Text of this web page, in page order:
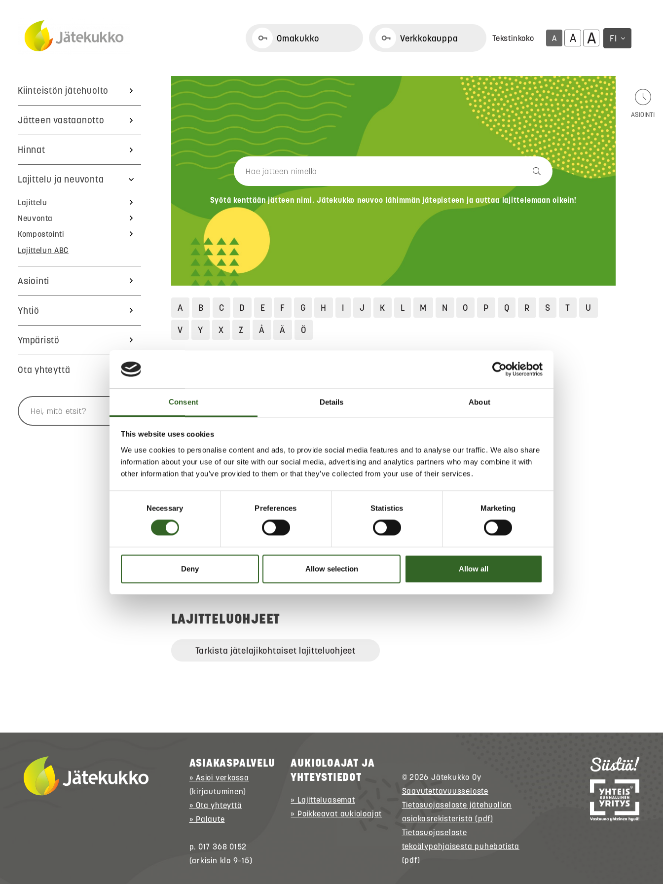
Consent Details About
This website uses cookies
We use cookies to personalise content and ads, to provide social media features and to analyse our traffic. We also share
information about your use of our site with our social media, advertising and analytics partners who may combine it with
other information that you’ve provided to them or that they’ve collected from your use of their services.
Necessary Preferences Statistics Marketing
Deny Allow selection Allow all
Omakukko Verkkokauppa Tekstinkoko A A A FI
Kiinteistön jätehuolto
Jätteen vastaanotto
Hinnat
Lajittelu ja neuvonta
Lajittelu
Neuvonta
Kompostointi
Lajittelun ABC
Asiointi
Yhtiö
Ympäristö
Ota yhteyttä
Syötä kenttään jätteen nimi. Jätekukko neuvoo lähimmän jätepisteen ja auttaa lajittelemaan oikein!
ASIOINTI
A B C D E F G H I J K L M N O P Q R S T
U
V
Y X Z Å Ä Ö
MARJAMÄSKI
Mehustuksessa syntyvä marjamäski
kannattaa ensisijaisesti hyödyntää. Esimerkiksi
hyvää kiisselin pohjaa.
Voit kompostoida käyttökelvottoman
kuiviketta.
Mikäli hyödyntäminen ei ole mahdollista,
mahdollisimman. Valuta mäski ensin
mahdollisimman kuivaksi.
LAJITTELUOHJEET
Tarkista jätelajikohtaiset lajitteluohjeet
ASIAKASPALVELU
» Asioi verkossa
(kirjautuminen)
» Ota yhteyttä
» Palaute
p. 017 368 0152
(arkisin klo 9–15)
AUKIOLOAJAT JA
YHTEYSTIEDOT
» Lajitteluasemat
» Poikkeavat aukioloajat
© 2026 Jätekukko Oy
Saavutettavuusseloste
Tietosuojaseloste jätehuollon
asiakasrekisteristä (pdf)
Tietosuojaseloste
tekoälypohjaisesta puhebotista
(pdf)